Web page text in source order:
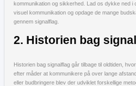
kommunikation og sikkerhed. Lad os dykke ned i
visuel kommunikation og opdage de mange
gennem signalflag.
2. Historien bag
Historien bag signalflag går tilbage til oldtiden,
efter måder at kommunikere på over lange
eller budbringere blev der udviklet forskellige